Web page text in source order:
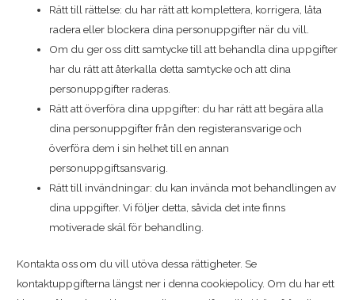
Rätt till rättelse: du har rätt att komplettera, korrigera, låta
radera eller blockera dina personuppgifter när du vill.
Om du ger oss ditt samtycke till att behandla dina uppgifter
har du rätt att återkalla detta samtycke och att dina
personuppgifter raderas.
Rätt att överföra dina uppgifter: du har rätt att begära alla
dina personuppgifter från den registeransvarige och
överföra dem i sin helhet till en annan
personuppgiftsansvarig.
Rätt till invändningar: du kan invända mot behandlingen av
dina uppgifter. Vi följer detta, såvida det inte finns
motiverade skäl för behandling.
Kontakta oss om du vill utöva dessa rättigheter. Se
kontaktuppgifterna längst ner i denna cookiepolicy. Om du har ett